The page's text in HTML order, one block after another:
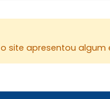
apresentou algum